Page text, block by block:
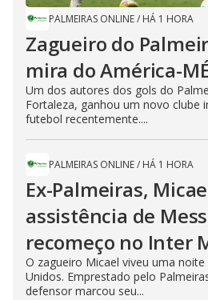
PALMEIRAS ONLINE/ HÁ 1 HORA
Zagueiro do
mira do América-
Um dos autores dos gols do
Fortaleza, ganhou um novo clube
futebol recentemente....
PALMEIRAS ONLINE/ HÁ 1 HORA
Ex-Palmeiras,
assistência de
recomeço no Inter
O zagueiro Micael viveu uma
Unidos. Emprestado pelo
defensor marcou seu...